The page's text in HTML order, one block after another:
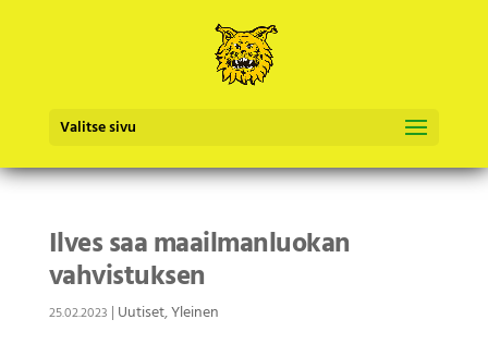
Valitse sivu
Ilves saa maailmanluokan
vahvistuksen
25.02.2023 | Uutiset,Yleinen